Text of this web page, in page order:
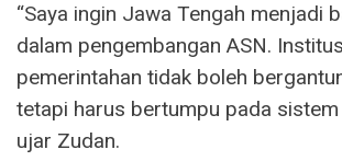
“Saya ingin Jawa Tengah menjadi
dalam pengembangan ASN.
pemerintahan tidak boleh
tetapi harus bertumpu pada sistem
ujar Zudan.